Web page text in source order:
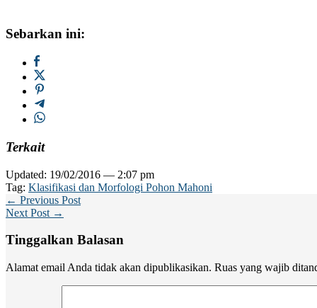
Sebarkan ini:
Terkait
Updated: 19/02/2016 — 2:07 pm
Tag: Klasifikasi dan Morfologi Pohon Mahoni
← Previous Post
Next Post →
Tinggalkan Balasan
Alamat email Anda tidak akan dipublikasikan. Ruas yang wajib